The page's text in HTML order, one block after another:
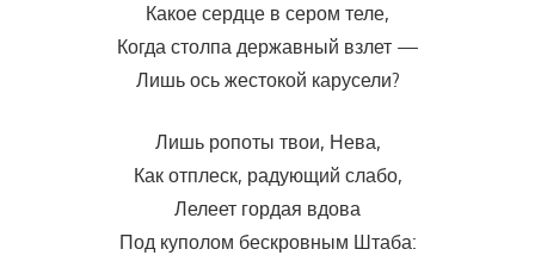
Какое сердце в сером теле,
Когда столпа державный взлет —
Лишь ось жестокой карусели?
Лишь ропоты твои, Нева,
Как отплеск, радующий слабо,
Лелеет гордая вдова
Под куполом бескровным Штаба: